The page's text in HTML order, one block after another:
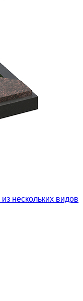
нескольких видов